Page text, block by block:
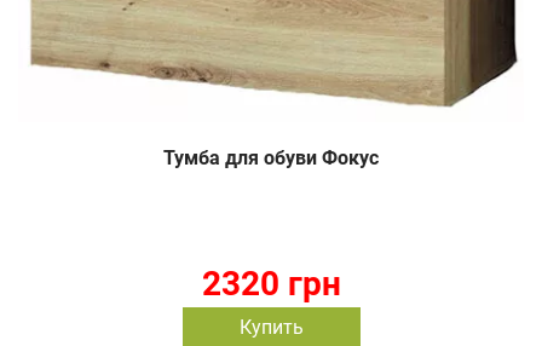
Тумба для обуви Фокус
2320 грн
Купить